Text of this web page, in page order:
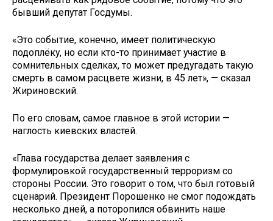
бывший депутат Госдумы.
«Это событие, конечно, имеет политическую
подоплёку, но если кто-то принимает участие в
сомнительных сделках, то может предугадать такую
смерть в самом расцвете жизни, в 45 лет», — сказал
Жириновский.
По его словам, самое главное в этой истории —
наглость киевских властей.
«Глава государства делает заявления с
формулировкой государственный терроризм со
стороны России. Это говорит о том, что был готовый
сценарий. Президент Порошенко не смог подождать
несколько дней, а поторопился обвинить наше